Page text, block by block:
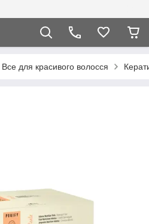
Все для красивого волосся